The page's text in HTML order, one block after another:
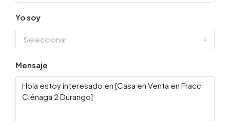
Yo soy
Seleccionar
Mensaje